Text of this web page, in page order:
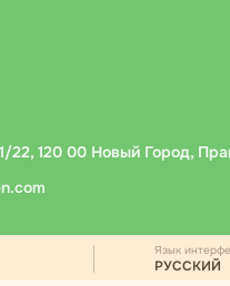
22, 120 00 Новый Город,
Язык
РУССКИЙ